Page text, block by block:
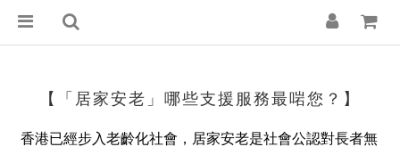
【「居家安老」哪些支援服務最啱您？】
香港已經步入老齡化社會，居家安老是社會公認對長者無